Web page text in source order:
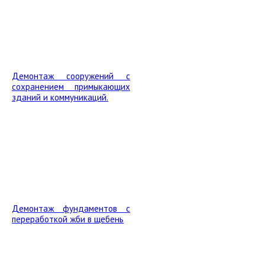
Демонтаж сооружений с
сохранением примыкающих
зданий и коммуникаций.
Демонтаж фундаментов с
переработкой жби в щебень